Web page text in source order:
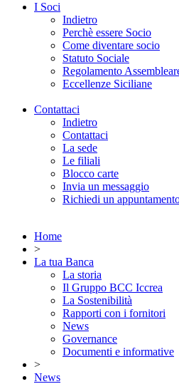
I Soci
Indietro
Perchè essere Socio
Come diventare socio
Statuto Sociale
Regolamento
Eccellenze Siciliane
Contattaci
Indietro
Contattaci
La sede
Le filiali
Blocco carte
Invia un messaggio
Richiedi un
Home
>
La tua Banca
La storia
Il Gruppo BCC Iccrea
La Sostenibilità
Rapporti con i fornitori
News
Governance
Documenti e informative
>
News